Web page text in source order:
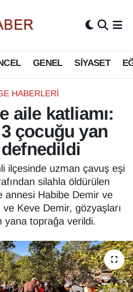
GENEL SİYASET
HABERLERI
aile katliamı:
çocuğu yan
ilçesinde uzman çavuş eşi
silahla öldürülen
annesi Habibe Demir ve
Keve Demir, gözyaşları
yana toprağa verildi.
Haritası
ve Fikstür